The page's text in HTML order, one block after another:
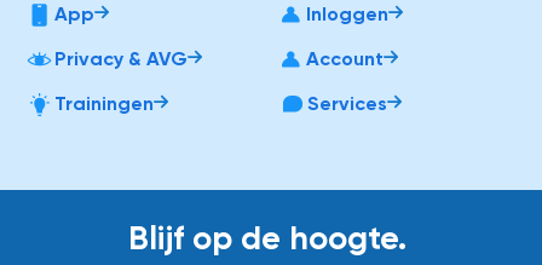
App
Inloggen
Privacy & AVG
Account
Trainingen
Services
Blijf op de hoogte.